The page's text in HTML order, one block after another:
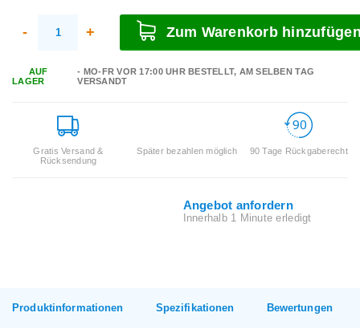
- + Zum Warenkorb
AUF
LAGER
- MO-FR VOR 17:00 UHR BESTELLT, AM SELBEN TAG
VERSANDT
Gratis Versand &
Rücksendung
Später bezahlen möglich 90 Tage Rückgaberecht
Angebot anfordern
Innerhalb 1 Minute erledigt
Produktinformationen Spezifikationen Bewertungen